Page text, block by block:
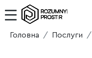
Головна Послуги